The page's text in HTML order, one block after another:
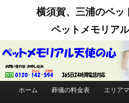
横須賀、三浦のペッ
ペットメモリア
メインコンテンツへ移動
サブコンテンツへ移動
ホーム 葬儀の料金表 エリア